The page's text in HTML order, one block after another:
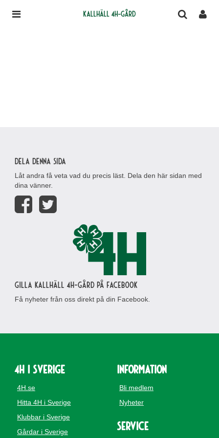
Kallhäll 4H-gård
Dela denna sida
Låt andra få veta vad du precis läst. Dela den här sidan med
dina vänner.
Gilla Kallhäll 4H-gård på Facebook
Få nyheter från oss direkt på din Facebook.
4H i Sverige
4H.se
Hitta 4H i Sverige
Klubbar i Sverige
Gårdar i Sverige
Information
Bli medlem
Nyheter
Service